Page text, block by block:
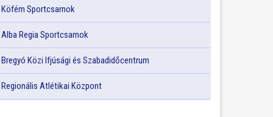
Köfém Sportcsarnok
Alba Regia Sportcsarnok
Bregyó Közi Ifjúsági és Szabadidőcentrum
Regionális Atlétikai Központ